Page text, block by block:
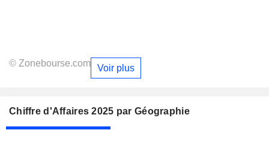
© Zonebourse.com Voir plus
Chiffre d'Affaires 2025 par Géographie